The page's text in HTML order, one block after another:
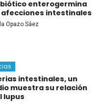
enterogermina
afecciones intestinales
Opazo Sáez
intestinales, un
muestra su relación
lupus